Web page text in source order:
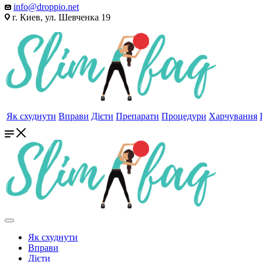
info@droppio.net
г. Киев, ул. Шевченка 19
Як схуднути Вправи Дієти Препарати Процедури Харчування
Як схуднути
Вправи
Дієти